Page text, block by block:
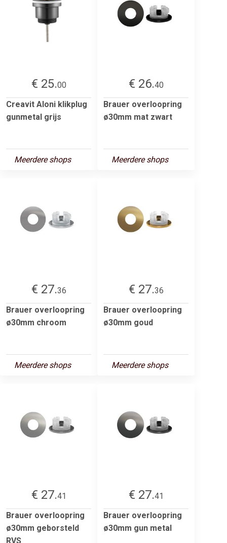
€ 25.00
Creavit Aloni klikplug
gunmetal grijs
Meerdere shops
€ 26.40
Brauer overloopring
ø30mm mat zwart
Meerdere shops
€ 27.36
Brauer overloopring
ø30mm chroom
Meerdere shops
€ 27.36
Brauer overloopring
ø30mm goud
Meerdere shops
€ 27.41
Brauer overloopring
ø30mm geborsteld
RVS
€ 27.41
Brauer overloopring
ø30mm gun metal